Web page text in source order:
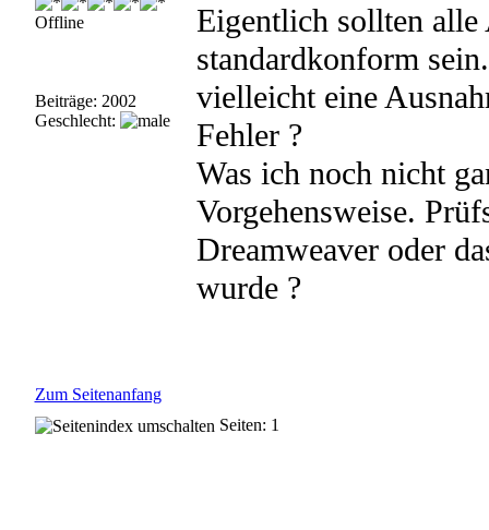
Offline
Beiträge: 2002
Geschlecht:
Eigentlich sollten alle
standardkonform
vielleicht eine
Fehler ?
Was ich noch nicht
Vorgehensweise.
Dreamweaver oder
wurde ?
Zum Seitenanfang
Seiten: 1